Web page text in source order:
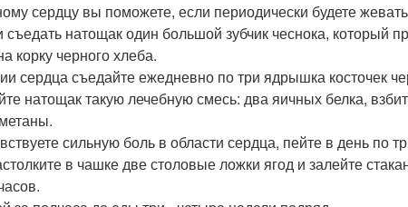
сердцу вы поможете, если периодически будете
натощак один большой зубчик чеснока, который
корку черного хлеба.
сердца съедайте ежедневно по три ядрышка косточек
натощак такую лечебную смесь: два яичных белка,
сильную боль в области сердца, пейте в день по
в чашке две столовые ложки ягод и залейте